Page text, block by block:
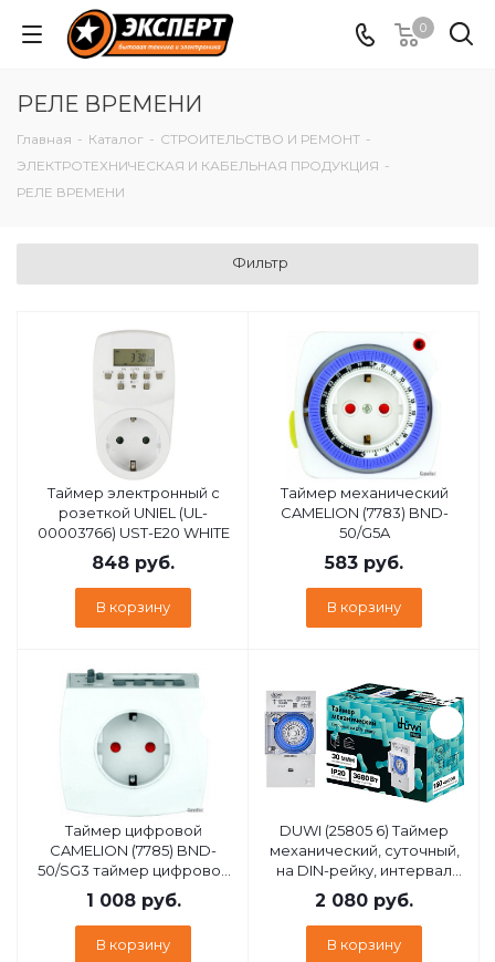
0
РЕЛЕ ВРЕМЕНИ
Главная - Каталог - СТРОИТЕЛЬСТВО И РЕМОНТ -
ЭЛЕКТРОТЕХНИЧЕСКАЯ И КАБЕЛЬНАЯ ПРОДУКЦИЯ -
РЕЛЕ ВРЕМЕНИ
Фильтр
Таймер электронный с
розеткой UNIEL (UL-
00003766) UST-E20 WHITE
848 руб.
В корзину
Таймер механический
CAMELION (7783) BND-
50/G5A
583 руб.
В корзину
Таймер цифровой
CAMELION (7785) BND-
50/SG3 таймер цифровой
розеточный
1 008руб.
В корзину
DUWI (25805 6) Таймер
механический, суточный,
на DIN-рейку, интервал
включения 30мин, 48 вкл/
выкл в сутки, 3680Вт, IP20,
белый
2 080 руб.
В корзину